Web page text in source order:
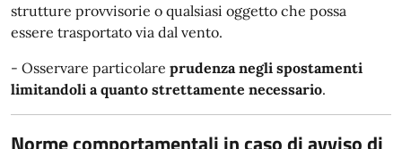
strutture provvisorie o qualsiasi oggetto che possa
essere trasportato via dal vento.
- Osservare particolare prudenza negli spostamenti
limitandoli a quanto strettamente necessario.